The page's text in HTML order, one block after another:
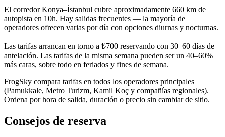
El corredor Konya–İstanbul cubre aproximadamente 660 km de
autopista en 10h. Hay salidas frecuentes — la mayoría de
operadores ofrecen varias por día con opciones diurnas y nocturnas.
Las tarifas arrancan en torno a ₺700 reservando con 30–60 días de
antelación. Las tarifas de la misma semana pueden ser un 40–60%
más caras, sobre todo en feriados y fines de semana.
FrogSky compara tarifas en todos los operadores principales
(Pamukkale, Metro Turizm, Kamil Koç y compañías regionales).
Ordena por hora de salida, duración o precio sin cambiar de sitio.
Consejos de reserva